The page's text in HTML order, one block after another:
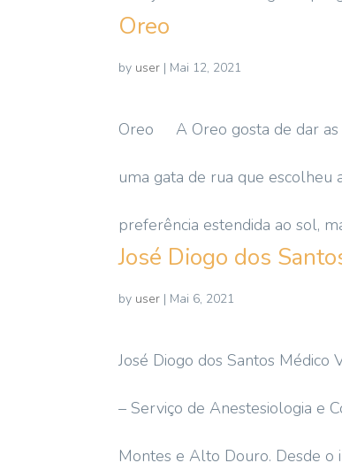
Oreo
by user | Mai 12, 2021
Oreo A Oreo gosta de dar as
uma gata de rua que escolheu
preferência estendida ao sol,
José Diogo dos
by user | Mai 6, 2021
José Diogo dos Santos
– Serviço de Anestesiologia e
Montes e Alto Douro. Desde o